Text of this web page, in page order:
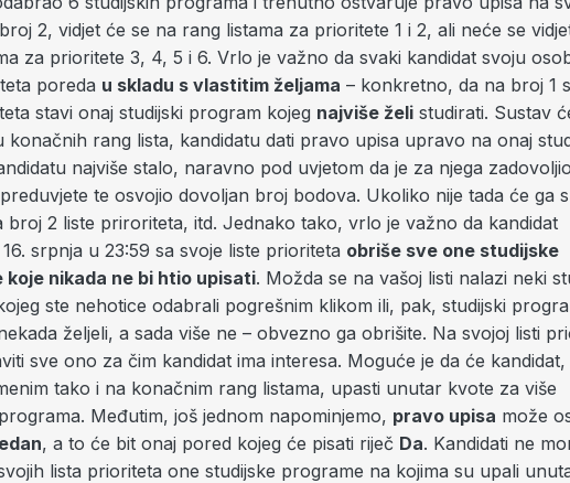
2, vidjet će se na rang listama za prioritete 1 i 2, ali neće se
za prioritete 3, 4, 5 i 6. Vrlo je važno da svaki kandidat svoju
poreda u skladu s vlastitim željama – konkretno, da na broj 1
stavi onaj studijski program kojeg najviše želi studirati. Sustav
konačnih rang lista, kandidatu dati pravo upisa upravo na onaj
najviše stalo, naravno pod uvjetom da je za njega
te osvojio dovoljan broj bodova. Ukoliko nije tada će ga
broj 2 liste priroriteta, itd. Jednako tako, vrlo je važno da kandidat
srpnja u 23:59 sa svoje liste prioriteta obriše sve one studijske
koje nikada ne bi htio upisati. Možda se na vašoj listi nalazi neki
ste nehotice odabrali pogrešnim klikom ili, pak, studijski
željeli, a sada više ne – obvezno ga obrišite. Na svojoj listi
sve ono za čim kandidat ima interesa. Moguće je da će
tako i na konačnim rang listama, upasti unutar kvote za više
Međutim, još jednom napominjemo, pravo upisa može
, a to će bit onaj pored kojeg će pisati riječ Da. Kandidati ne
lista prioriteta one studijske programe na kojima su upali